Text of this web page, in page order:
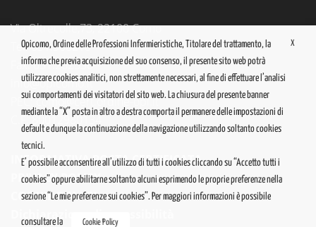
Via Oltrecolle,73, 22100 Como
Tel. 031.300218
Fax. 031.262538
info@opicomo.it
PEC:como@cert.ordine-opi.it
C.F. 80012980134
INFORMATIVA POSTA CERTIFICATA
PRIVACY POLICY
COOKIE POLICY
Dichiarazione di accessibilità
X
Opicomo, Ordine delle Professioni Infermieristiche, Titolare del trattamento, la
informa che previa acquisizione del suo consenso, il presente sito web potrà
utilizzare cookies analitici, non strettamente necessari, al fine di effettuare l’analisi
sui comportamenti dei visitatori del sito web. La chiusura del presente banner
mediante la “X” posta in altro a destra comporta il permanere delle impostazioni di
default e dunque la continuazione della navigazione utilizzando soltanto cookies
tecnici.
E’ possibile acconsentire all’utilizzo di tutti i cookies cliccando su “Accetto tutti i
cookies” oppure abilitarne soltanto alcuni esprimendo le proprie preferenze nella
sezione “Le mie preferenze sui cookies”. Per maggiori informazioni è possibile
consultare la Cookie Policy